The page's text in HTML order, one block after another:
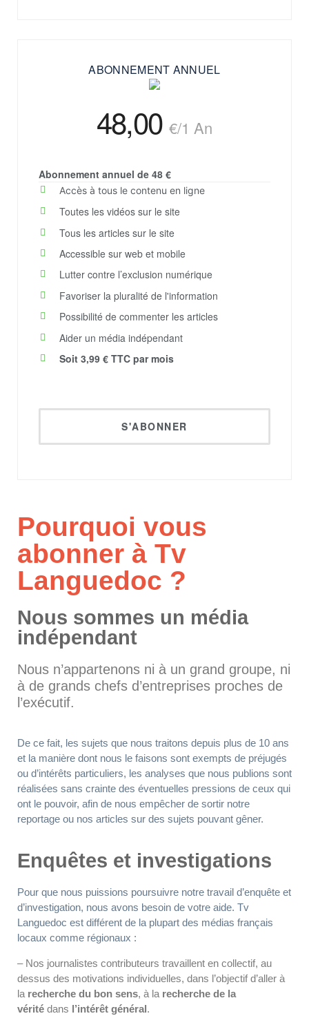
ABONNEMENT ANNUEL
48,00€/1 An
Abonnement annuel de 48 €
Accès à tous le contenu en ligne​
Toutes les vidéos sur le site​​
Tous les articles sur le site​​
Accessible sur web et mobile​
Lutter contre l’exclusion numérique​
Favoriser la pluralité de l'information
Possibilité de commenter les articles​​​
Aider un média indépendant​
Soit 3,99 € TTC par mois
S'ABONNER
Pourquoi vous
abonner à Tv
Languedoc ?
Nous sommes un média
indépendant
Nous n’appartenons ni à un grand groupe, ni
à de grands chefs d’entreprises proches de
l’exécutif.
De ce fait, les sujets que nous traitons depuis plus de 10 ans
et la manière dont nous le faisons sont exempts de préjugés
ou d’intérêts particuliers, les analyses que nous publions sont
réalisées sans crainte des éventuelles pressions de ceux qui
ont le pouvoir, afin de nous empêcher de sortir notre
reportage ou nos articles sur des sujets pouvant gêner.
Enquêtes et investigations
Pour que nous puissions poursuivre notre travail d’enquête et
d’investigation, nous avons besoin de votre aide. Tv
Languedoc est différent de la plupart des médias français
locaux comme régionaux :
– Nos journalistes contributeurs travaillent en collectif, au
dessus des motivations individuelles, dans l’objectif d’aller à
la recherche du bon sens, à la recherche de la
vérité dans l’intérêt général.